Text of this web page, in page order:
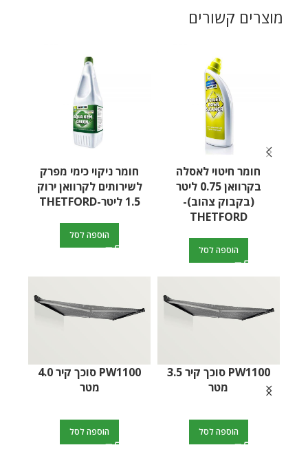
מוצרים קשורים
חומר חיטוי לאסלה
בקרוואן 0.75 ליטר
(בקבוק צהוב)-
THETFORD
הוספה לסל
חומר ניקוי כימי מפרק
לשירותים לקרוואן ירוק
1.5 ליטר-THETFORD
הוספה לסל
מטר
הוספה לסל